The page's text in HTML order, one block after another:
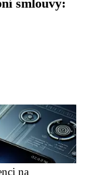
smlouvy:
na